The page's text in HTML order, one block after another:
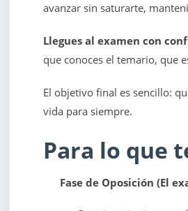
avanzar sin saturarte,
Llegues al examen con
que conoces el temario, que
El objetivo final es sencillo:
vida para siempre.
Para lo que
Fase de Oposición (El